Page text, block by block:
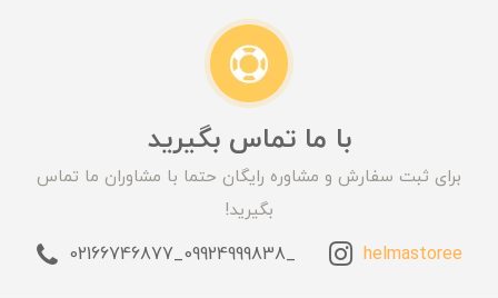
با ما تماس بگیرید
برای ثبت سفارش و مشاوره رایگان حتما با مشاوران ما تماس
بگیرید!
helmastoree
_09924999838_02166746877